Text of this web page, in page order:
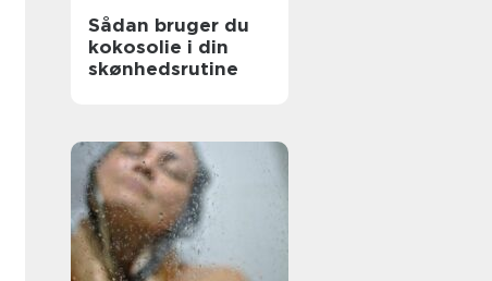
Sådan bruger du
kokosolie i din
skønhedsrutine